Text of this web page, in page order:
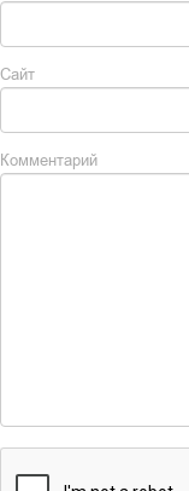
Сайт
Комментарий